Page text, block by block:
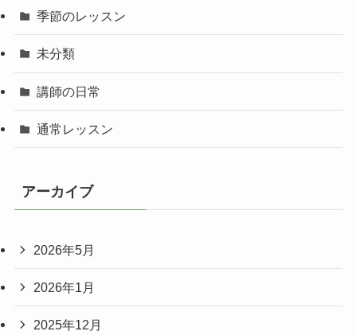
季節のレッスン
未分類
講師の日常
通常レッスン
アーカイブ
2026年5月
2026年1月
2025年12月